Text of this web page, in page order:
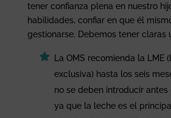
tener confianza plena en nuestro
habilidades, confiar en que él
gestionarse. Debemos tener claras
La OMS recomienda la LME
exclusiva) hasta los seis
no se deben introducir antes
ya que la leche es el